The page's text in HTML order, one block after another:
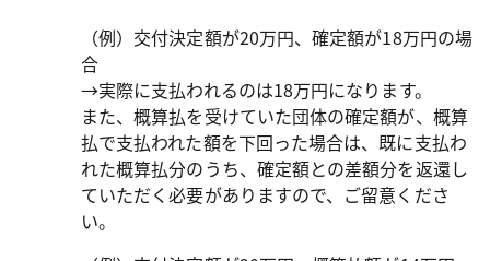
（例）交付決定額が20万円、確定額が18万円の場
合
→実際に支払われるのは18万円になります。
また、概算払を受けていた団体の確定額が、概算
払で支払われた額を下回った場合は、既に支払わ
れた概算払分のうち、確定額との差額分を返還し
ていただく必要がありますので、ご留意くださ
い。